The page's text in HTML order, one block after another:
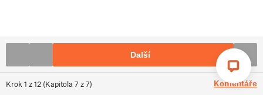
Krok 1 z12 (Kapitola 7 z7) Komentáře
Další